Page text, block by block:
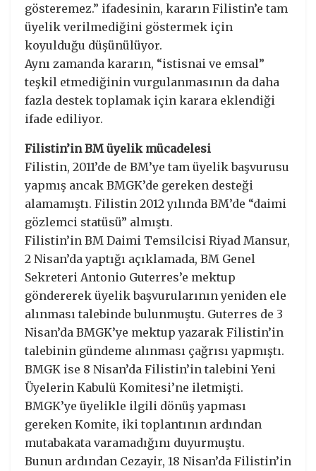
gösteremez.” ifadesinin, kararın Filistin’e tam
üyelik verilmediğini göstermek için
koyulduğu düşünülüyor.
Aynı zamanda kararın, “istisnai ve emsal”
teşkil etmediğinin vurgulanmasının da daha
fazla destek toplamak için karara eklendiği
ifade ediliyor.
Filistin’in BM üyelik mücadelesi
Filistin, 2011’de de BM’ye tam üyelik başvurusu
yapmış ancak BMGK’de gereken desteği
alamamıştı. Filistin 2012 yılında BM’de “daimi
gözlemci statüsü” almıştı.
Filistin’in BM Daimi Temsilcisi Riyad Mansur,
2 Nisan’da yaptığı açıklamada, BM Genel
Sekreteri Antonio Guterres’e mektup
göndererek üyelik başvurularının yeniden ele
alınması talebinde bulunmuştu. Guterres de 3
Nisan’da BMGK’ye mektup yazarak Filistin’in
talebinin gündeme alınması çağrısı yapmıştı.
BMGK ise 8 Nisan’da Filistin’in talebini Yeni
Üyelerin Kabulü Komitesi’ne iletmişti.
BMGK’ye üyelikle ilgili dönüş yapması
gereken Komite, iki toplantının ardından
mutabakata varamadığını duyurmuştu.
Bunun ardından Cezayir, 18 Nisan’da Filistin’in